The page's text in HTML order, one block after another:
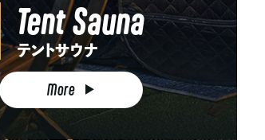
Tent Sauna
テントサウナ
More